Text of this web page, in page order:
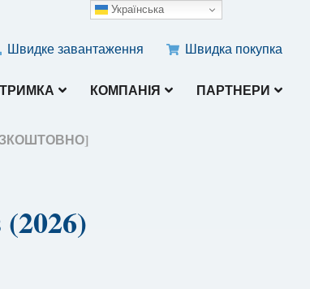
Швидке завантаження Швидка покупка
КОМПАНІЯ ПАРТНЕРИ
Українська